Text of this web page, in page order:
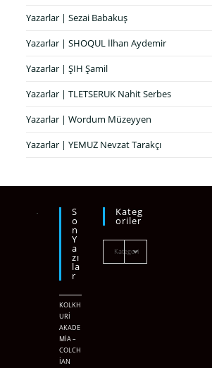
Yazarlar | Sezai Babakuş
Yazarlar | SHOQUL İlhan Aydemir
Yazarlar | ŞIH Şamil
Yazarlar | TLETSERUK Nahit Serbes
Yazarlar | Wordum Müzeyyen
Yazarlar | YEMUZ Nevzat Tarakçı
S
O
N
Y
A
Zı
La
R
KOLKH
URİ
AKADE
MİA –
COLCH
İAN
Kateg
Oriler
Kategori